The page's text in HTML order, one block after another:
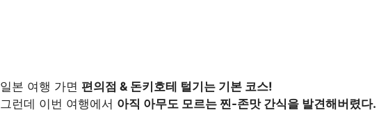
일본 여행 가면 편의점 & 돈키호테 털기는 기본 코스!
그런데 이번 여행에서 아직 아무도 모르는 찐-존맛 간식을 발견해버렸다.